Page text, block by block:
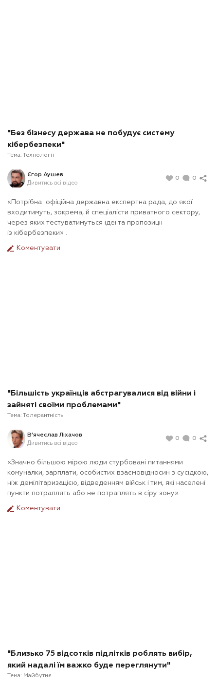
"Без бізнесу держава не побудує систему
кібербезпеки"
Тема: Технології
Єгор Аушев
Дивитись всі відео
0 0
«
отрібна офіційна державна експертна рада, до якої
входитимуть, зокрема, й спеціалісти приватного сектору,
через яких тестуватимуться ідеї та пропозиції
із кібербезпеки» .
Коментувати
"Більшість українців абстрагувалися від війни і
зайняті своїми проблемами"
Тема: Толерантність
В’ячеслав Ліхачов
Дивитись всі відео
0 0
«Значно більшою мірою люди стурбовані питаннями
комуналки, зарплати, особистих взаємовідносин з сусідкою,
ніж демілітаризацією, відведенням військ і тим, які населені
пункти потраплять або не потраплять в сіру зону».
Коментувати
"Близько 75 відсотків підлітків роблять вибір,
який надалі їм важко буде переглянути"
Тема: Майбутнє